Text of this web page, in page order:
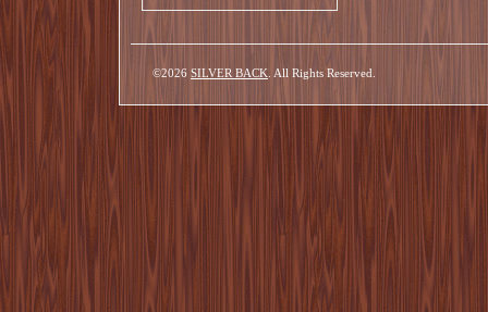
©2026 SILVER BACK . All Rights Reserved.